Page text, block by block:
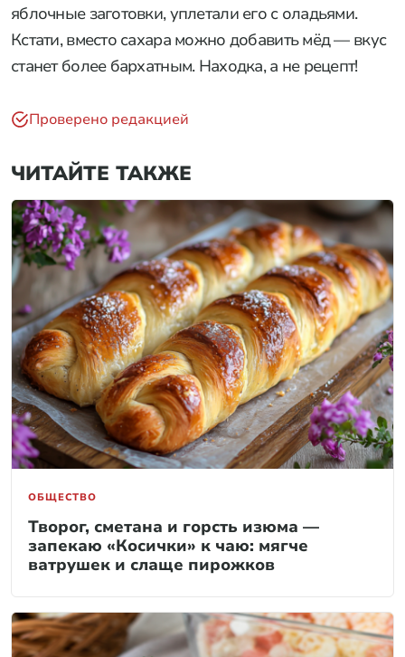
яблочные заготовки, уплетали его с оладьями.
Кстати, вместо сахара можно добавить мёд — вкус
станет более бархатным. Находка, а не рецепт!
Проверено редакцией
ЧИТАЙТЕ ТАКЖЕ
ОБЩЕСТВО
Творог, сметана и горсть изюма —
запекаю «Косички» к чаю: мягче
ватрушек и слаще пирожков